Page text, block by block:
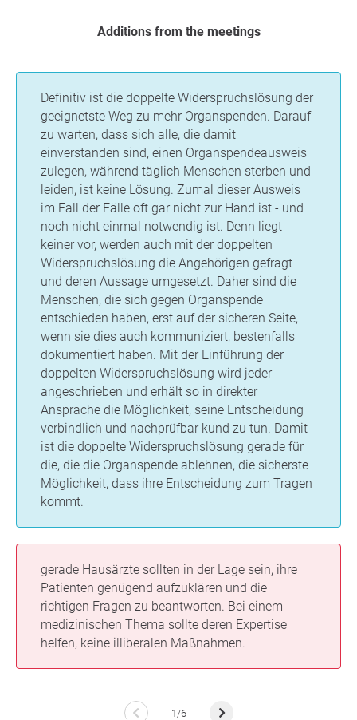
Additions from the meetings
Definitiv ist die doppelte Widerspruchslösung der
geeignetste Weg zu mehr Organspenden. Darauf
zu warten, dass sich alle, die damit
einverstanden sind, einen Organspendeausweis
zulegen, während täglich Menschen sterben und
leiden, ist keine Lösung. Zumal dieser Ausweis
im Fall der Fälle oft gar nicht zur Hand ist - und
noch nicht einmal notwendig ist. Denn liegt
keiner vor, werden auch mit der doppelten
Widerspruchslösung die Angehörigen gefragt
und deren Aussage umgesetzt. Daher sind die
Menschen, die sich gegen Organspende
entschieden haben, erst auf der sicheren Seite,
wenn sie dies auch kommuniziert, bestenfalls
dokumentiert haben. Mit der Einführung der
doppelten Widerspruchslösung wird jeder
angeschrieben und erhält so in direkter
Ansprache die Möglichkeit, seine Entscheidung
verbindlich und nachprüfbar kund zu tun. Damit
ist die doppelte Widerspruchslösung gerade für
die, die die Organspende ablehnen, die sicherste
Möglichkeit, dass ihre Entscheidung zum Tragen
kommt.
gerade Hausärzte sollten in der Lage sein, ihre
Patienten genügend aufzuklären und die
richtigen Fragen zu beantworten. Bei einem
medizinischen Thema sollte deren Expertise
helfen, keine illiberalen Maßnahmen.
1/6